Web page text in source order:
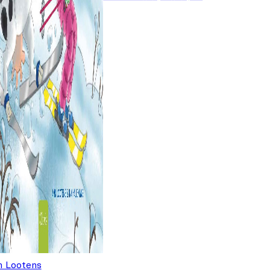
Lootens